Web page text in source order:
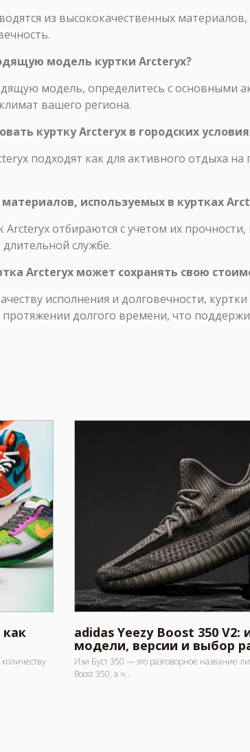
из высококачественных
модель куртки Arcteryx?
модель, определитесь с основными
вашего региона.
куртку Arcteryx в городских
подходят как для активного отдыха
материалов, используемых в куртках
Arcteryx отбираются с учетом их
службе.
Arcteryx может сохранять свою
исполнения и долговечности,
долгого времени, что
adidas Yeezy Boost 350 V2:
модели, версии и выбор
Изи Буст 350 — это разговорное название
Boost 350, а ч...